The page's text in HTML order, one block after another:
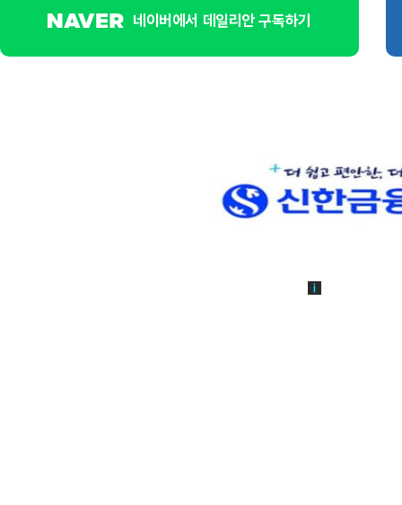
네이버에서 데일리안 구독하기